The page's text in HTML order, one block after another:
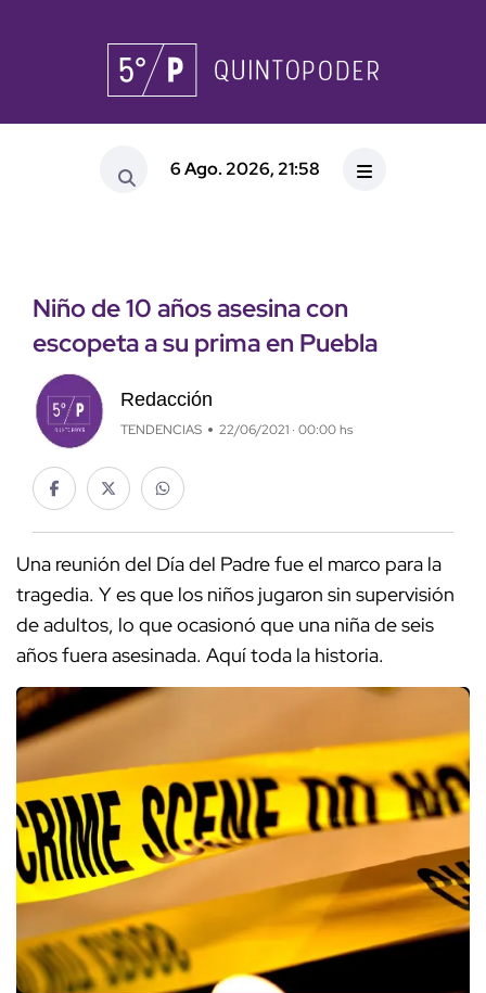
6 Ago. 2026, 21:58
Niño de 10 años asesina con
escopeta a su prima en Puebla
Redacción
TENDENCIAS 22/06/2021 · 00:00 hs
Una reunión del Día del Padre fue el marco para la
tragedia. Y es que los niños jugaron sin supervisión
de adultos, lo que ocasionó que una niña de seis
años fuera asesinada. Aquí toda la historia.